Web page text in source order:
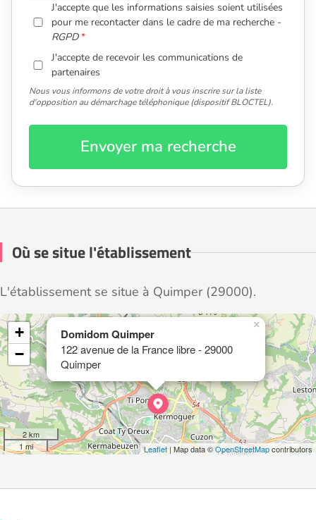
J'accepte que les informations saisies soient utilisées
pour me recontacter dans le cadre de ma recherche -
RGPD
J'accepte de recevoir les communications de
partenaires
Nous vous informons de votre droit à vous inscrire sur la liste
d'opposition au démarchage téléphonique (dispositif BLOCTEL).
Envoyer ma recherche
Où se situe l'établissement
L'établissement se situe à Quimper (29000).
Domidom Quimper
122 avenue de la France libre - 29000
Quimper
×
+
−
2 km
1 mi
Leaflet| Map data ©OpenStreetMapcontributors